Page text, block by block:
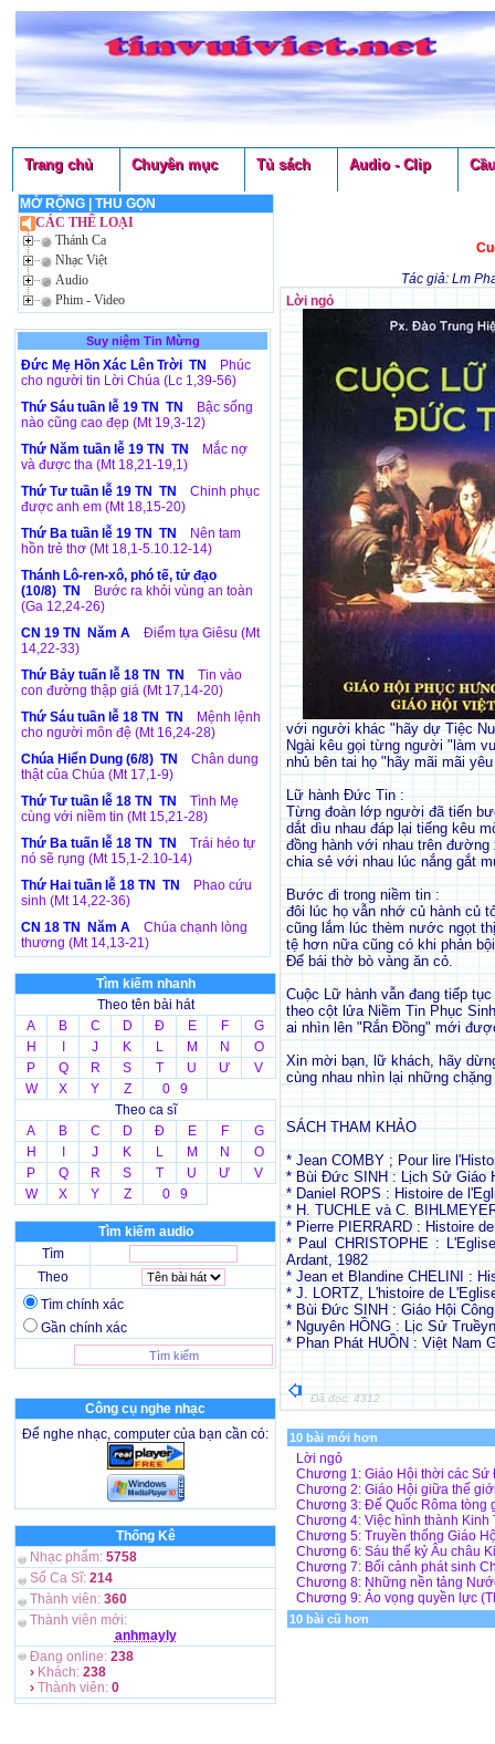
Trang chủ Chuyên mục Tủ sách Audio - Clip
MỞ RỘNG| THU GỌN
CÁC THỂ LOẠI
Thánh Ca
Nhạc Việt
Audio
Phim - Video
Suy niệm Tin Mừng
Đức Mẹ Hồn Xác Lên Trời TN
Phúc
cho người tin Lời Chúa (Lc 1,39-56)
Thứ Sáu tuần lễ 19 TN TN
Bậc sống
nào cũng cao đẹp (Mt 19,3-12)
Thứ Năm tuần lễ 19 TN TN
Mắc nợ
và được tha (Mt 18,21-19,1)
Thứ Tư tuần lễ 19 TN TN
Chinh phục
được anh em (Mt 18,15-20)
Thứ Ba tuần lễ 19 TN TN
Nên tam
hồn trẻ thơ (Mt 18,1-5.10.12-14)
Thánh Lô-ren-xô, phó tế, tử đạo
(10/8) TN
Bước ra khỏi vùng an toàn
(Ga 12,24-26)
CN 19 TN Năm A
Điểm tựa Giêsu (Mt
14,22-33)
Thứ Bảy tuấn lễ 18 TN TN
Tin vào
con đường thập giá (Mt 17,14-20)
Thứ Sáu tuần lễ 18 TN TN
Mệnh lệnh
cho người môn đệ (Mt 16,24-28)
Chúa Hiển Dung (6/8) TN
Chân dung
thật của Chúa (Mt 17,1-9)
Thứ Tư tuần lễ 18 TN TN
Tình Mẹ
cùng với niềm tin (Mt 15,21-28)
Thứ Ba tuấn lễ 18 TN TN
Trái héo tự
nó sẽ rụng (Mt 15,1-2.10-14)
Thứ Hai tuần lễ 18 TN TN
Phao cứu
sinh (Mt 14,22-36)
CN 18 TN Năm A
Chúa chạnh lòng
thương (Mt 14,13-21)
Tìm kiếm nhanh
Theo tên bài hát
A
B C D Đ E F
G
H
J K L M N
O
P
Q R S T U Ư
V
W
X Y Z
0 9
Theo ca sĩ
A
B C D Đ E F
G
H
J K L M N
O
P
Q R S T U Ư
V
W
X Y Z 0 9
Tìm kiếm audio
Tìm
Theo
Tìm chính xác
Gần chính xác
Công cụ nghe nhạc
Để nghe nhạc, computer của bạn cần có:
Thống Kê
Nhạc phẩm: 5758
Số Ca Sĩ: 214
Thành viên: 360
Thành viên mới:
anhmayly
Đang online: 238
› Khách: 238
› Thành viên: 0
Tác giả: Lm
Lời ngỏ
với người khác "hãy dự Tiệc
Ngài kêu gọi từng người "làm
nhủ bên tai họ "hãy mãi mãi
Lữ hành Đức Tin :
Từng đoàn lớp người đã tiến
dắt dìu nhau đáp lại tiếng kêu
đồng hành với nhau trên đường
chia sẻ với nhau lúc nắng gắt
Bước đi trong niềm tin :
đôi lúc họ vẫn nhớ củ hành củ
cũng lắm lúc thèm nước ngọt
tệ hơn nữa cũng có khi phản
Để bái thờ bò vàng ăn cỏ.
Cuộc Lữ hành vẫn đang tiếp tục
theo cột lửa Niềm Tin Phục
ai nhìn lên "Rắn Đồng" mới
Xin mời bạn, lữ khách, hãy
cùng nhau nhìn lại những
SÁCH THAM KHẢO
* Jean COMBY ; Pour lire
* Bùi Đức SINH : Lịch Sử Giáo
* Daniel ROPS : Histoire de
* H. TUCHLE và C.
* Pierre PIERRARD : Histoire
* Paul CHRISTOPHE :
Ardant, 1982
* Jean et Blandine CHELINI :
* J. LORTZ, L'histoire de
* Bùi Đức SINH : Giáo Hội
* Nguyên HỒNG : Lịc Sử
* Phan Phát HUỒN : Việt Nam
Đã đọc: 4312
10 bài mới hơn
Lời ngỏ
Chương 1: Giáo Hội thời các Sứ
Chương 2: Giáo Hội giữa thế
Chương 3: Đế Quốc Rôma tòng
Chương 4: Việc hình thành Kinh
Chương 5: Truyền thống Giáo
Chương 6: Sáu thế kỷ Âu châu
Chương 7: Bối cảnh phát sinh
Chương 8: Những nền tảng
Chương 9: Ảo vọng quyền lực
10 bài cũ hơn